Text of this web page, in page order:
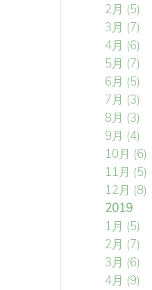
2月 (5)
3月 (7)
4月 (6)
5月 (7)
6月 (5)
7月 (3)
8月 (3)
9月 (4)
10月 (6)
11月 (5)
12月 (8)
2019
1月 (5)
2月 (7)
3月 (6)
4月 (9)